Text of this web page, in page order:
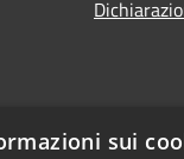
sui